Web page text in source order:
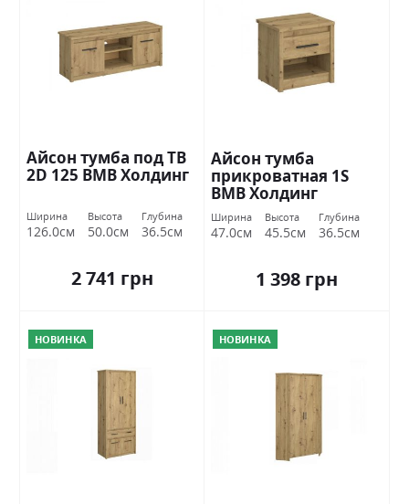
Айсон тумба под ТВ
2D 125 ВМВ Холдинг
Ширина
126.0см
Высота
50.0см
Глубина
36.5см
2 741 грн
Айсон тумба
прикроватная 1S
ВМВ Холдинг
Ширина
47.0см
Высота
45.5см
Глубина
36.5см
1 398 грн
НОВИНКА НОВИНКА